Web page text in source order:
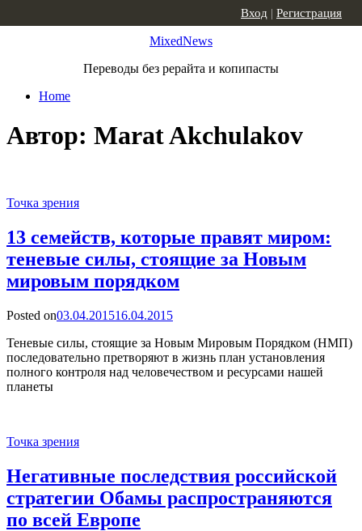
MixedNews
Переводы без рерайта и копипасты
Home
Вход | Регистрация
Автор: Marat Akchulakov
Точка зрения
13 семейств, которые правят миром:
теневые силы, стоящие за Новым
мировым порядком
Posted on03.04.201516.04.2015
Теневые силы, стоящие за Новым Мировым Порядком (НМП)
последовательно претворяют в жизнь план установления
полного контроля над человечеством и ресурсами нашей
планеты
Точка зрения
Негативные последствия российской
стратегии Обамы распространяются
по всей Европе